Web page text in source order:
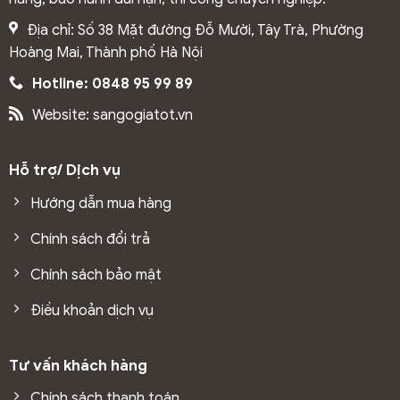
Nhờ cấu tạo nhiều lớp, sản phẩm có khả năng chịu lực
tốt, hạn chế ảnh hưởng từ độ ẩm và phù hợp với điều
kiện khí hậu nóng ẩm tại Việt Nam.
1.2 Đặc điểm nổi bật của tấm ốp than tre
Tấm ốp than tre
được nhiều người lựa chọn nhờ sở hữu
Địa chỉ: Số 38 Mặt đường Đỗ Mười, Tây Trà, Phường
Hoàng Mai, Thành phố Hà Nội
Hotline: 0848 95 99 89
Website: sangogiatot.vn
Hỗ trợ/ Dịch vụ
Hướng dẫn mua hàng
Chính sách đổi trả
Chính sách bảo mật
Điều khoản dịch vụ
Tư vấn khách hàng